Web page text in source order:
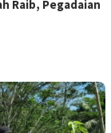
Raib, Pegadaian